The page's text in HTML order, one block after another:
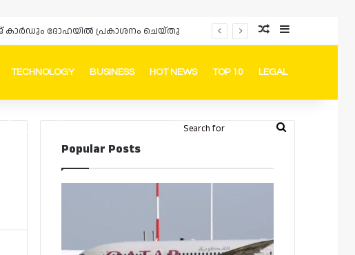
കാർഡും ദോഹയിൽ പ്രകാശനം ചെയ്തു Random Article
Sidebar
TECHNOLOGY BUSINESS HOT NEWS TOP 10 LEGAL
FacebookInstagram
Telegram
Whatsapp Random Article
Switch skin
Search
Popular Posts